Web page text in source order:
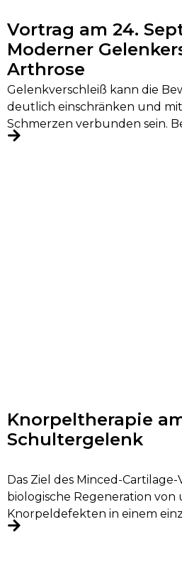
Vortrag am 24.
Moderner
Arthrose
Gelenkverschleiß kann die
deutlich einschränken und
Schmerzen verbunden sein.
betroffen sind Hüfte, Knie...
Knorpeltherapie
Schultergelenk
Das Ziel des Minced-
biologische Regeneration von
Knorpeldefekten in einem
wird körpereigenes